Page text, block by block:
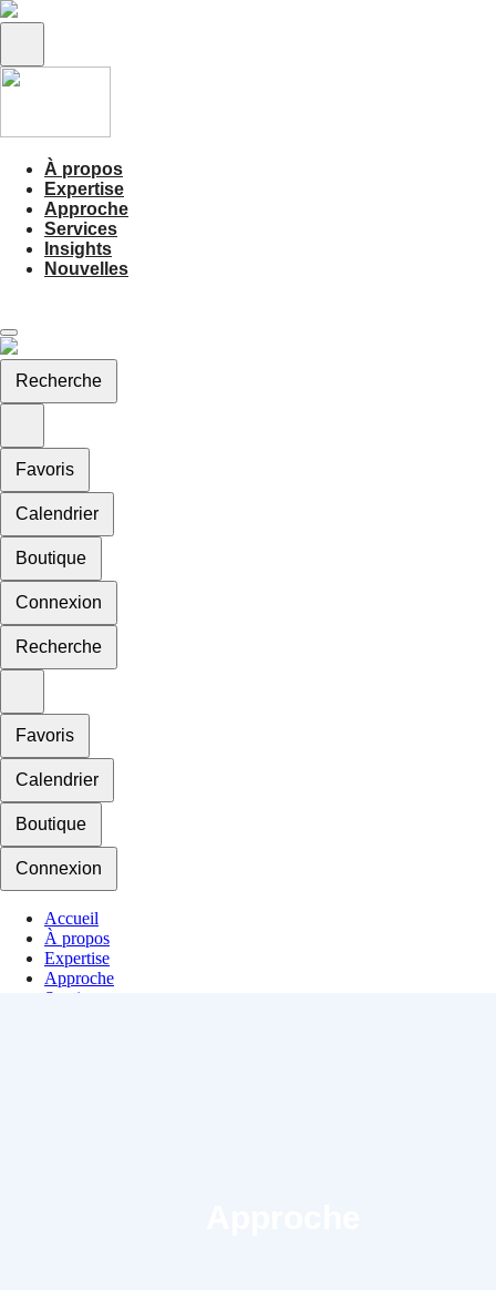
À propos
Expertise
Approche
Services
Insights
Nouvelles
Recherche
Favoris
Calendrier
Boutique
Connexion
Recherche
Favoris
Calendrier
Boutique
Connexion
Accueil
À propos
Expertise
Approche
Services